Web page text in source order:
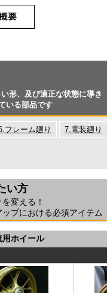
形、及び適正な状態に導き
いる部品です
フレーム廻り 7.電装廻り
い方
変える！
プにおける必須アイテム
用ホイール